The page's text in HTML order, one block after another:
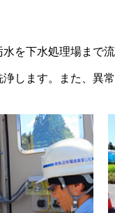
を下水処理場まで
します。また、異